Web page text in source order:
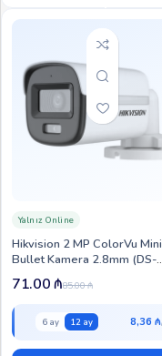
Hikvision 2 MP ColorVu Mini
Bullet Kamera 2.8mm (DS-
2CE10DF0T-F)
Yalnız Online
85.00₼
71.00₼
6 ay 12 ay 8,36 ₼